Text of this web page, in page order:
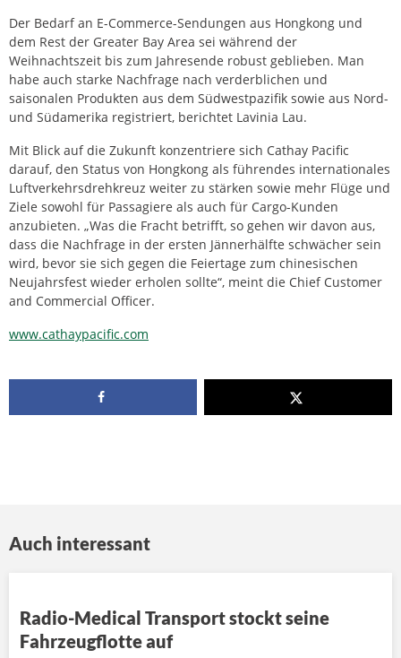
Der Bedarf an E-Commerce-Sendungen aus Hongkong und
dem Rest der Greater Bay Area sei während der
Weihnachtszeit bis zum Jahresende robust geblieben. Man
habe auch starke Nachfrage nach verderblichen und
saisonalen Produkten aus dem Südwestpazifik sowie aus Nord-
und Südamerika registriert, berichtet Lavinia Lau.
Mit Blick auf die Zukunft konzentriere sich Cathay Pacific
darauf, den Status von Hongkong als führendes internationales
Luftverkehrsdrehkreuz weiter zu stärken sowie mehr Flüge und
Ziele sowohl für Passagiere als auch für Cargo-Kunden
anzubieten. „Was die Fracht betrifft, so gehen wir davon aus,
dass die Nachfrage in der ersten Jännerhälfte schwächer sein
wird, bevor sie sich gegen die Feiertage zum chinesischen
Neujahrsfest wieder erholen sollte“, meint die Chief Customer
and Commercial Officer.
www.cathaypacific.com
Auch interessant
Radio-Medical Transport stockt seine
Fahrzeugflotte auf